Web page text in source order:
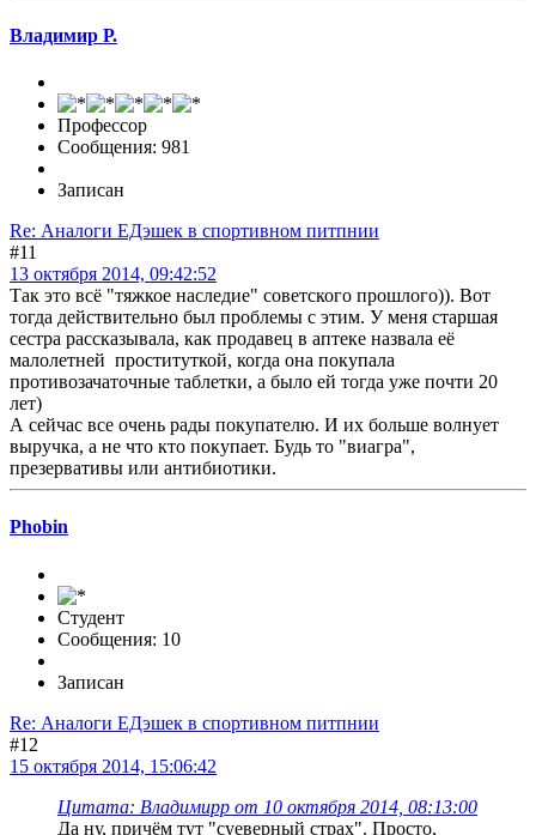
Владимир Р.
Профессор
Сообщения: 981
Записан
Re: Аналоги ЕДэшек в спортивном питпнии
#11
13 октября 2014, 09:42:52
Так это всё "тяжкое наследие" советского прошлого)). Вот
тогда действительно был проблемы с этим. У меня старшая
сестра рассказывала, как продавец в аптеке назвала её
малолетней проституткой, когда она покупала
противозачаточные таблетки, а было ей тогда уже почти 20
лет)
А сейчас все очень рады покупателю. И их больше волнует
выручка, а не что кто покупает. Будь то "виагра",
презервативы или антибиотики.
Phobin
Студент
Сообщения: 10
Записан
Re: Аналоги ЕДэшек в спортивном питпнии
#12
15 октября 2014, 15:06:42
Цитата: Владимирр от 10 октября 2014, 08:13:00
Да ну, причём тут "суеверный страх". Просто,